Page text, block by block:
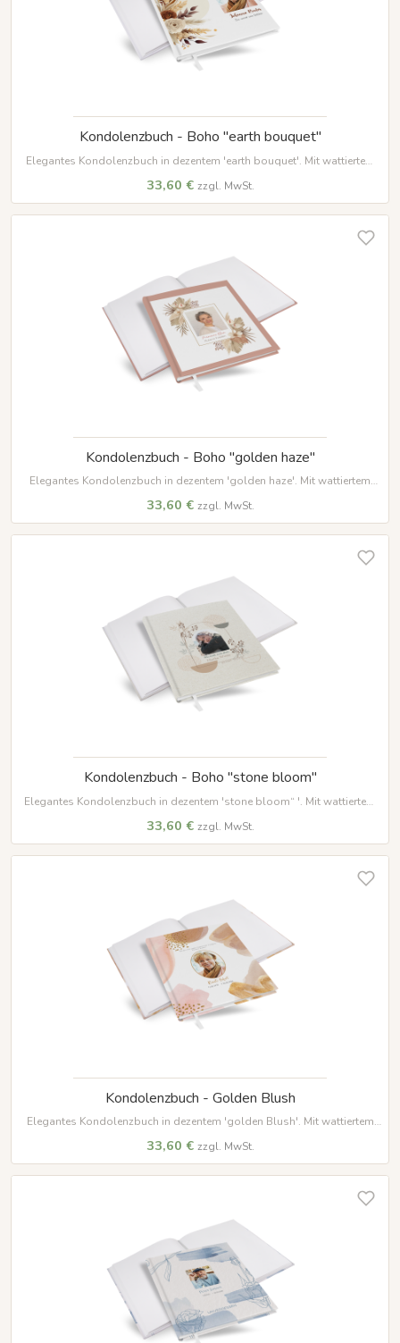
Kondolenzbuch - Boho "earth bouquet"
Elegantes Kondolenzbuch in dezentem 'earth bouquet'. Mit wattiertem
Lesezeichenband – ein würdevoller Ort für Erinnerungen.
33,60 € zzgl. MwSt.
Kondolenzbuch - Boho "golden haze"
Elegantes Kondolenzbuch in dezentem 'golden haze'. Mit wattiertem
Lesezeichenband – ein würdevoller Ort für Erinnerungen.
33,60 € zzgl. MwSt.
Kondolenzbuch - Boho "stone bloom"
Elegantes Kondolenzbuch in dezentem 'stone bloom“ '. Mit wattiertem
Lesezeichenband – ein würdevoller Ort für Erinnerungen.
33,60 € zzgl. MwSt.
Kondolenzbuch - Golden Blush
Elegantes Kondolenzbuch in dezentem 'golden Blush'. Mit wattiertem
Lesezeichenband – ein würdevoller Ort für Erinnerungen.
33,60 € zzgl. MwSt.